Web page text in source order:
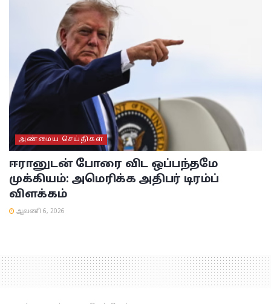
அண்மைய செய்திகள்
ஈரானுடன் போரை விட ஒப்பந்தமே
முக்கியம்: அமெரிக்க அதிபர் டிரம்ப்
விளக்கம்
ஆவணி 6, 2026